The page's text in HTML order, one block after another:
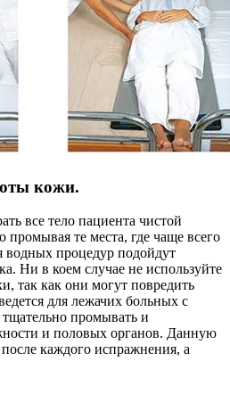
кожи.
все тело пациента чистой
промывая те места, где чаще всего
водных процедур подойдут
Ни в коем случае не используйте
так как они могут повредить
для лежачих больных с
промывать и
и половых органов. Данную
каждого испражнения, а